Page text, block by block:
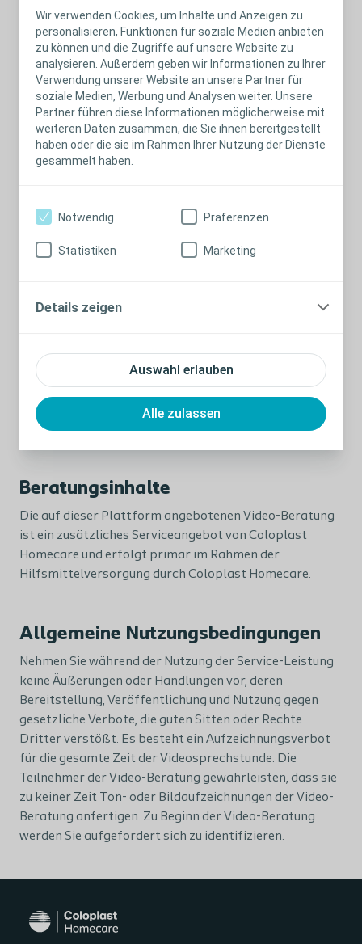
Wir verwenden Cookies, um Inhalte und Anzeigen zu
personalisieren, Funktionen für soziale Medien anbieten
zu können und die Zugriffe auf unsere Website zu
analysieren. Außerdem geben wir Informationen zu Ihrer
Verwendung unserer Website an unsere Partner für
soziale Medien, Werbung und Analysen weiter. Unsere
Partner führen diese Informationen möglicherweise mit
weiteren Daten zusammen, die Sie ihnen bereitgestellt
haben oder die sie im Rahmen Ihrer Nutzung der Dienste
gesammelt haben.
Auswahl erlauben
Alle zulassen
Notwendig Präferenzen
Statistiken Marketing
Details zeigen
von CGM ELVI zur Verfügung.
Zur Nutzung bedarf es folgender technischer
Anforderungen an Ihre Hardware: Ausstattung nach
Stand der Technik (Mindestanforderung: 1,8 GHz, 4 GB
RAM, Betriebssystem: MAC, Linux, Windows 7, Kamera,
Headset, Lautsprecher) und den folgenden Browser:
Google Chrome, Opera oder Mozilla Firefox Quantum
(jeweils in seiner neusten Version) und eine 10mbit/s-
Per Mobile-App
Über die Mobile-App „CGM ELVI – Die
einen Zugang zur Nutzung von CGM ELVI zur Verfügung.
Zur Nutzung bedarf es eines internetfähigen
Smartphones (mit Android oder iOS als
Betriebssystem) mit Vorder- und Rückkamera und
Mikrofon, auf dem die App „CGM ELVI – Die
Videosprechstunde“ installiert ist.
Beratungsinhalte
Die auf dieser Plattform angebotenen Video-Beratung
ist ein zusätzliches Serviceangebot von Coloplast
Homecare und erfolgt primär im Rahmen der
Hilfsmittelversorgung durch Coloplast Homecare.
Allgemeine Nutzungsbedingungen
Nehmen Sie während der Nutzung der Service-Leistung
keine Äußerungen oder Handlungen vor, deren
Bereitstellung, Veröffentlichung und Nutzung gegen
gesetzliche Verbote, die guten Sitten oder Rechte
Dritter verstößt. Es besteht ein Aufzeichnungsverbot
für die gesamte Zeit der Videosprechstunde. Die
Teilnehmer der Video-Beratung gewährleisten, dass sie
zu keiner Zeit Ton- oder Bildaufzeichnungen der Video-
Beratung anfertigen. Zu Beginn der Video-Beratung
werden Sie aufgefordert sich zu identifizieren.